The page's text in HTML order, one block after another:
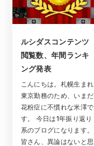
ルシダスコンテンツ
閲覧数、年間ランキ
ング発表
こんにちは。札幌生まれ
東京勤務のため、いまだ
花粉症に不慣れな米澤で
す。 今日は1年振り返り
系のブログになります。
皆さん、異論はないと思